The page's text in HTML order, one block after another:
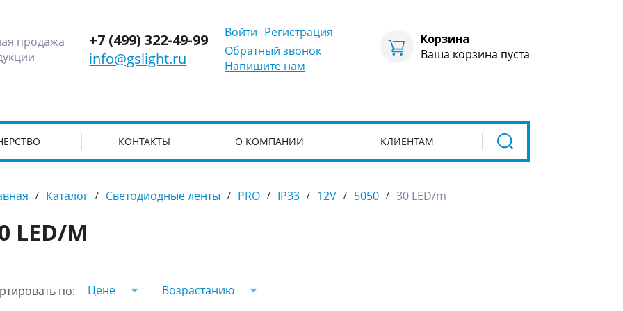
продажа
+7 (499) 322-49-99
info@gslight.ru
Войти Регистрация
Обратный звонок
Напишите нам
Корзина
Ваша корзина пуста
КОНТАКТЫ О КОМПАНИИ КЛИЕНТАМ
/ Каталог / Светодиодные ленты / PRO / IP33 / 12V / 5050 / 30 LED/m
LED/M
по: Цене Возрастанию